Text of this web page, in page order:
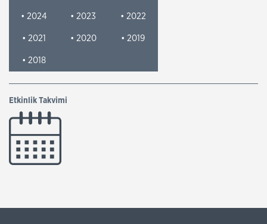
• 2024 • 2023 • 2022
• 2021 • 2020 • 2019
• 2018
Etkinlik Takvimi